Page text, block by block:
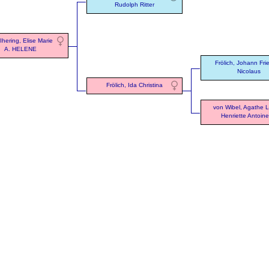
Elise Marie
A. HELENE
Rudolph Ritter
Frölich, Ida Christina
Frölich, Johann
Nicolaus
von Wibel, Agathe
Henriette